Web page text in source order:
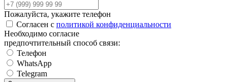
Пожалуйста, укажите телефон
Согласен с политикой конфиденциальности
Необходимо согласие
предпочтительный способ связи:
Телефон
WhatsApp
Telegram